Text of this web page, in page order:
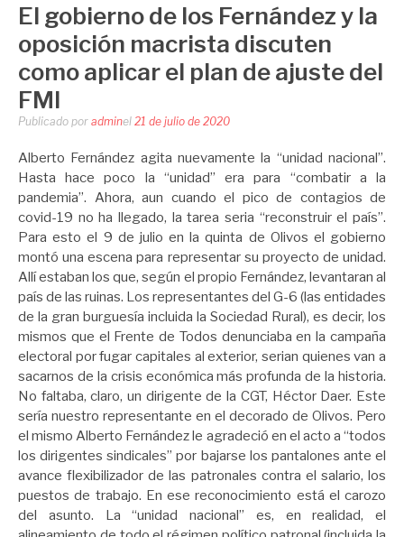
El gobierno de los Fernández y la
oposición macrista discuten
como aplicar el plan de ajuste del
FMI
Publicado por adminel 21 de julio de 2020
Alberto Fernández agita nuevamente la “unidad nacional”.
Hasta hace poco la “unidad” era para “combatir a la
pandemia”. Ahora, aun cuando el pico de contagios de
covid-19 no ha llegado, la tarea seria “reconstruir el país”.
Para esto el 9 de julio en la quinta de Olivos el gobierno
montó una escena para representar su proyecto de unidad.
Allí estaban los que, según el propio Fernández, levantaran al
país de las ruinas. Los representantes del G-6 (las entidades
de la gran burguesía incluida la Sociedad Rural), es decir, los
mismos que el Frente de Todos denunciaba en la campaña
electoral por fugar capitales al exterior, serian quienes van a
sacarnos de la crisis económica más profunda de la historia.
No faltaba, claro, un dirigente de la CGT, Héctor Daer. Este
sería nuestro representante en el decorado de Olivos. Pero
el mismo Alberto Fernández le agradeció en el acto a “todos
los dirigentes sindicales” por bajarse los pantalones ante el
avance flexibilizador de las patronales contra el salario, los
puestos de trabajo. En ese reconocimiento está el carozo
del asunto. La “unidad nacional” es, en realidad, el